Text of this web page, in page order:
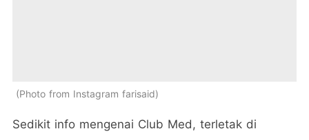
Photo from Instagram farisaid
Sedikit info mengenai Club Med, terletak di